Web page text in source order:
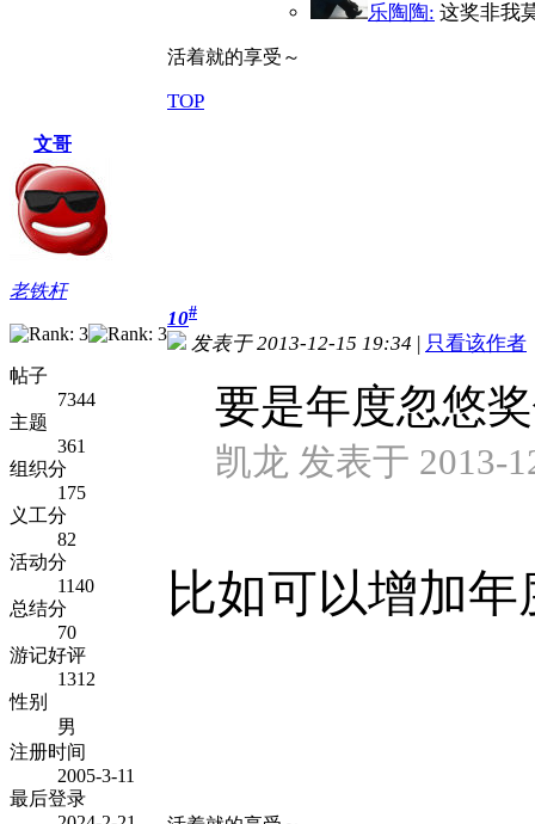
乐陶陶: 这奖非我
活着就的享受～
TOP
文哥
老铁杆
帖子
7344
主题
361
组织分
175
义工分
82
活动分
1140
总结分
70
游记好评
1312
性别
男
注册时间
2005-3-11
最后登录
10#
发表于 2013-12-15 19:34 | 只看该作者
要是年度忽悠
凯龙 发表于 2013-
比如可以增加